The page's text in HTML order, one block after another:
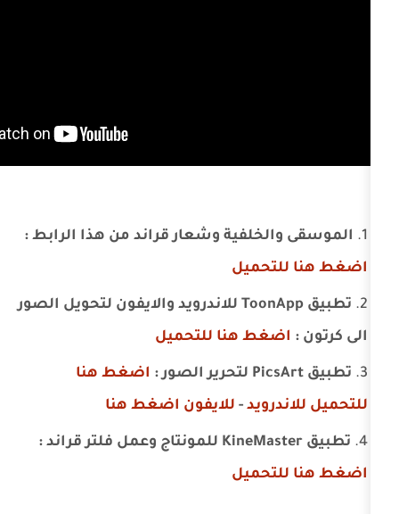
وشعار قراند من هذا الرابط :
تطبيق ToonApp للاندرويد والايفون لتحويل الصور
هنا للتحميل
اضغط هنا
-للايفون اضغط هنا